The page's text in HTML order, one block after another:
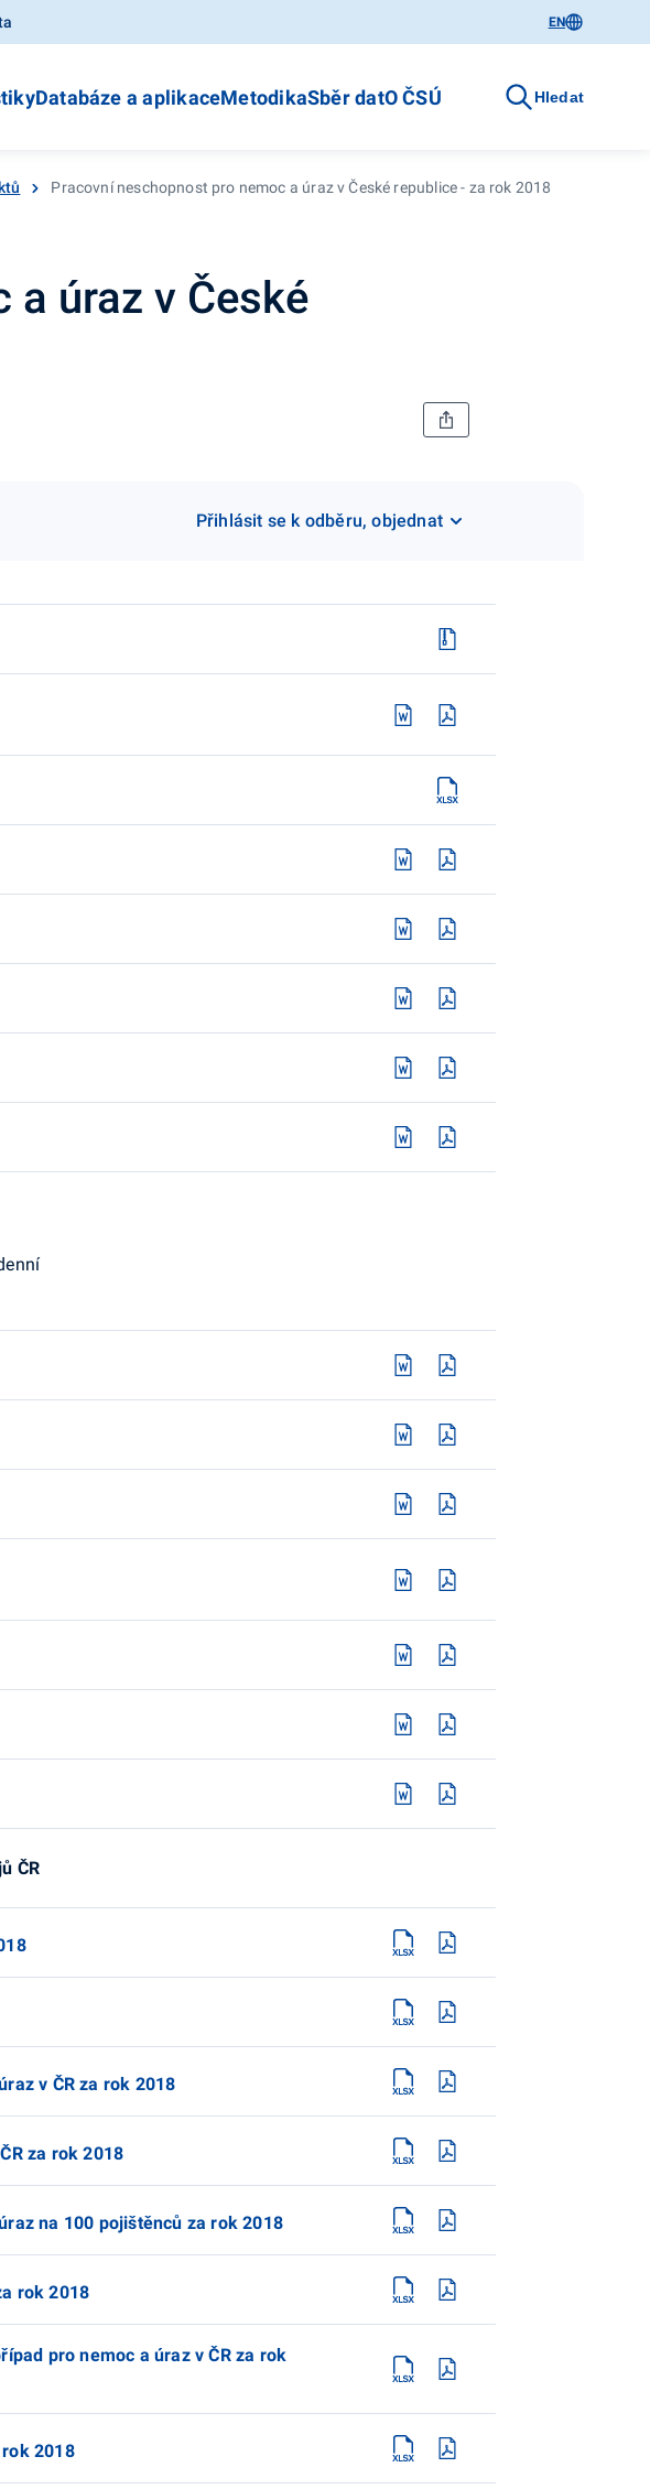
EN
Databáze a aplikaceMetodikaSběr datO ČSÚ Hledat
Pracovní neschopnost pro nemoc a úraz v České republice - za rok 2018
úraz v České
Přihlásit se k odběru, objednat
ČR
v ČR za rok 2018
za rok 2018
na 100 pojištěnců za rok 2018
rok 2018
pro nemoc a úraz v ČR za rok
2018